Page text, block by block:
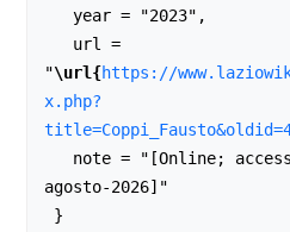
"\url{https://
x.php?
agosto-2026]"